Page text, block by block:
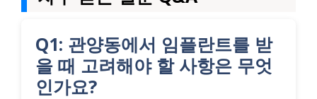
Q1: 관양동에서 임플란트를 받
을 때 고려해야 할 사항은 무엇
인가요?